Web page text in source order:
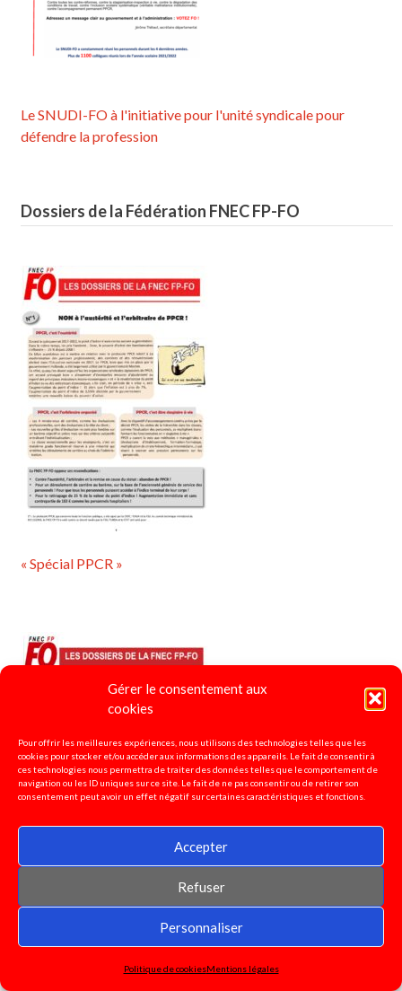
Gérer le consentement aux
cookies
Pour offrir les meilleures expériences, nous utilisons des technologies telles que les
cookies pour stocker et/ou accéder aux informations des appareils. Le fait de consentir à
ces technologies nous permettra de traiter des données telles que le comportement de
navigation ou les ID uniques sur ce site. Le fait de ne pas consentir ou de retirer son
consentement peut avoir un effet négatif sur certaines caractéristiques et fonctions.
Accepter
Refuser
Personnaliser
Politique de cookiesMentions légales
Le SNUDI-FO à l'initiative pour l'unité syndicale pour
défendre la profession
Dossiers de la Fédération FNEC FP-FO
« Spécial PPCR »
« De PPCR au Grenelle »